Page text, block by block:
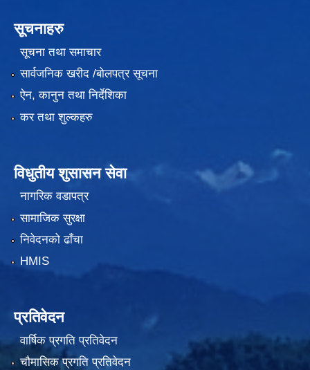
सूचनाहरु
सूचना तथा समाचार
सार्वजनिक खरीद /बोलपत्र सूचना
ऐन, कानुन तथा निर्देशिका
कर तथा शुल्कहरु
विधुतीय शुसासन सेवा
नागरिक वडापत्र
सामाजिक सुरक्षा
निवेदनको ढाँचा
HMIS
प्रतिवेदन
वार्षिक प्रगति प्रतिवेदन
चौमासिक प्रगति प्रतिवेदन